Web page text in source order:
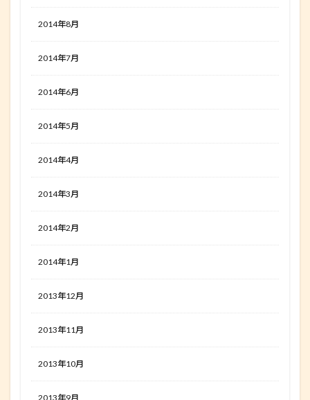
2014年8月
2014年7月
2014年6月
2014年5月
2014年4月
2014年3月
2014年2月
2014年1月
2013年12月
2013年11月
2013年10月
2013年9月